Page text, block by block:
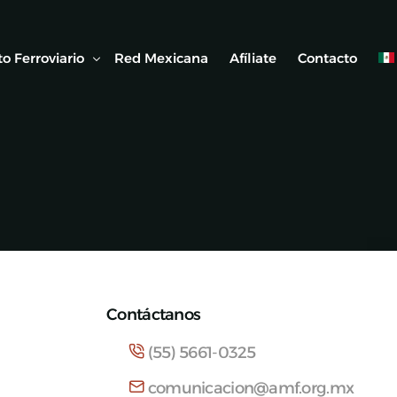
Ferroviario Red Mexicana Afíliate Contacto
Contáctanos
(55) 5661-0325
comunicacion@amf.org.mx